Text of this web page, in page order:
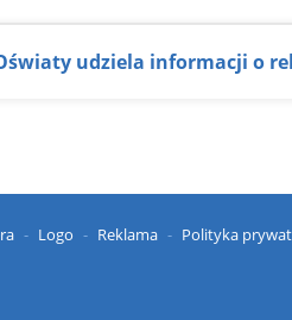
udziela informacji o
Logo Reklama Polityka